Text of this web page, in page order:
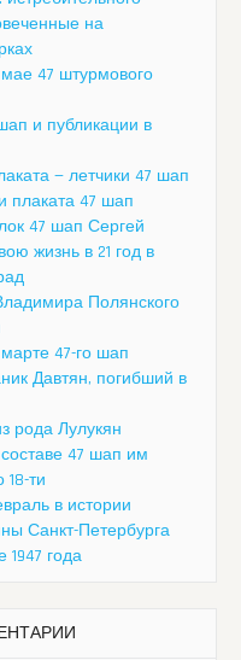
на
47 штурмового
и публикации в
— летчики 47 шап
плаката 47 шап
47 шап Сергей
жизнь в 21 год в
Полянского
47-го шап
Давтян, погибший в
рода Лулукян
47 шап им
ти
в истории
Санкт-Петербурга
1947 года